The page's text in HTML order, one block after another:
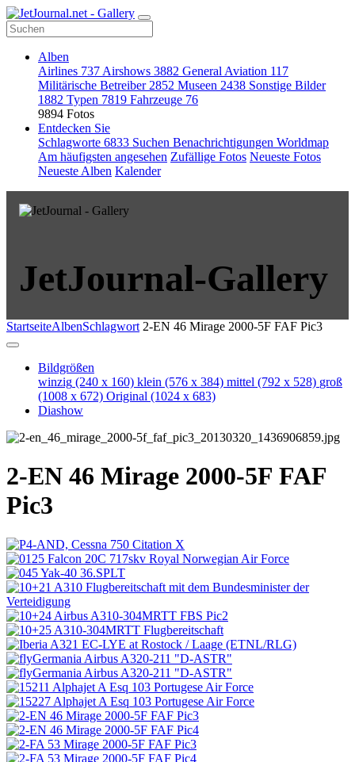
Alben
Airlines 737 Airshows 3882 General Aviation 117
Militärische Betreiber 2852 Museen 2438 Sonstige Bilder
1882 Typen 7819 Fahrzeuge 76
9894 Fotos
Entdecken Sie
Schlagworte 6833 Suchen Benachrichtigungen Worldmap
Am häufigsten angesehen Zufällige Fotos Neueste Fotos
Neueste Alben Kalender
JetJournal-Gallery
StartseiteAlbenSchlagwort 2-EN 46 Mirage 2000-5F FAF Pic3
Bildgrößen
winzig (240 x 160) klein (576 x 384) mittel (792 x 528) groß
(1008 x 672) Original (1024 x 683)
Diashow
2-EN 46 Mirage 2000-5F FAF
Pic3